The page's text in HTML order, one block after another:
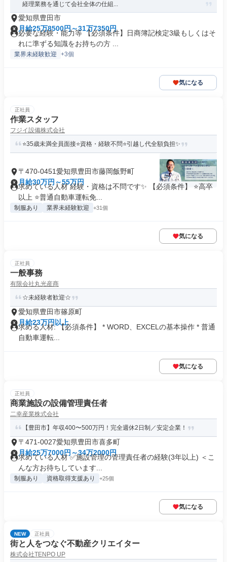
経理業務を通じて会社全体の仕組...
愛知県豊田市
月給25万8500円～31万7350円
必要な経験・能力等 【必須条件】日商簿記検定3級もしくはそ
れに準ずる知識をお持ちの方 ...
業界未経験歓迎 +3個
気になる
正社員
作業スタッフ
フジイ設備株式会社
⭐35歳未満全員面接⭐資格・経験不問⭐引越し代全額負担✨
〒470-0451愛知県豊田市藤岡飯野町
月給30万円～55万円
求めている人材 経験・資格は不問です✨ 【必須条件】 ⭐高卒
以上 ⭐普通自動車運転免...
制服あり 業界未経験歓迎 +31個
気になる
正社員
一般事務
有限会社丸光産商
☆未経験者歓迎☆
愛知県豊田市篠原町
月給23万円以上
求める人材: 【必須条件】 * WORD、EXCELの基本操作 * 普通
自動車運転...
気になる
正社員
商業施設の設備管理責任者
二幸産業株式会社
【豊田市】年収400〜500万円！完全週休2日制／安定企業！
〒471-0027愛知県豊田市喜多町
月給25万7000円～34万2000円
求めている人材 ✅施設管理の管理責任者の経験(3年以上) ＜こ
んな方お待ちしています...
制服あり 資格取得支援あり +25個
気になる
NEW 正社員
街と人をつなぐ不動産クリエイター
株式会社TENPO UP